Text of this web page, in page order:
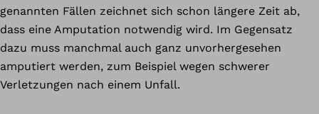
genannten Fällen zeichnet sich schon längere Zeit ab,
dass eine Amputation notwendig wird. Im Gegensatz
dazu muss manchmal auch ganz unvorhergesehen
amputiert werden, zum Beispiel wegen schwerer
Verletzungen nach einem Unfall.